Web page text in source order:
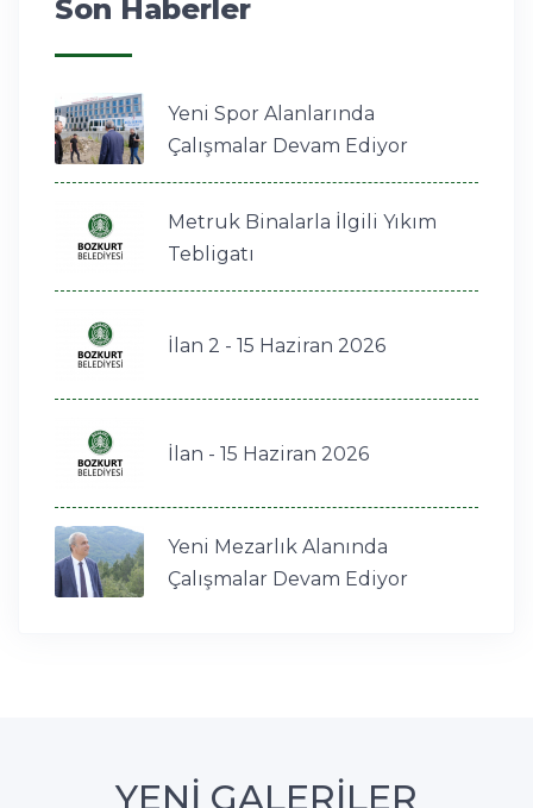
Son Haberler
Yeni Spor Alanlarında
Çalışmalar Devam Ediyor
Metruk Binalarla İlgili Yıkım
Tebligatı
İlan 2 - 15 Haziran 2026
İlan - 15 Haziran 2026
Yeni Mezarlık Alanında
Çalışmalar Devam Ediyor
YENİ GALERİLER